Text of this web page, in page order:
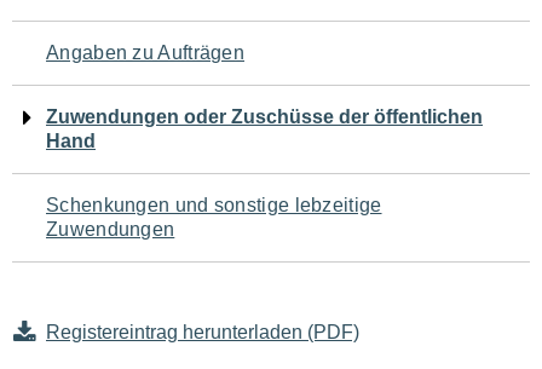
Angaben zu Aufträgen
Zuwendungen oder Zuschüsse der öffentlichen
Hand
Schenkungen und sonstige lebzeitige
Zuwendungen
Registereintrag herunterladen (PDF)